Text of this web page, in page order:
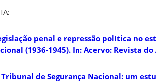
penal e repressão política
(1936-1945). In: Acervo: Revista
Tribunal de Segurança Nacional: um